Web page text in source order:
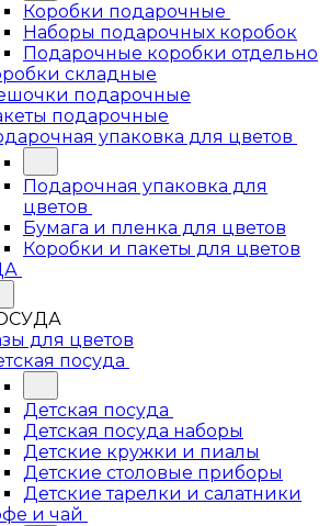
Коробки подарочные
Наборы подарочных коробок
Подарочные коробки отдельно
складные
подарочные
подарочные
упаковка для цветов
Подарочная упаковка для
цветов
Бумага и пленка для цветов
Коробки и пакеты для цветов
для цветов
посуда
Детская посуда
Детская посуда наборы
Детские кружки и пиалы
Детские столовые приборы
Детские тарелки и салатники
и чай